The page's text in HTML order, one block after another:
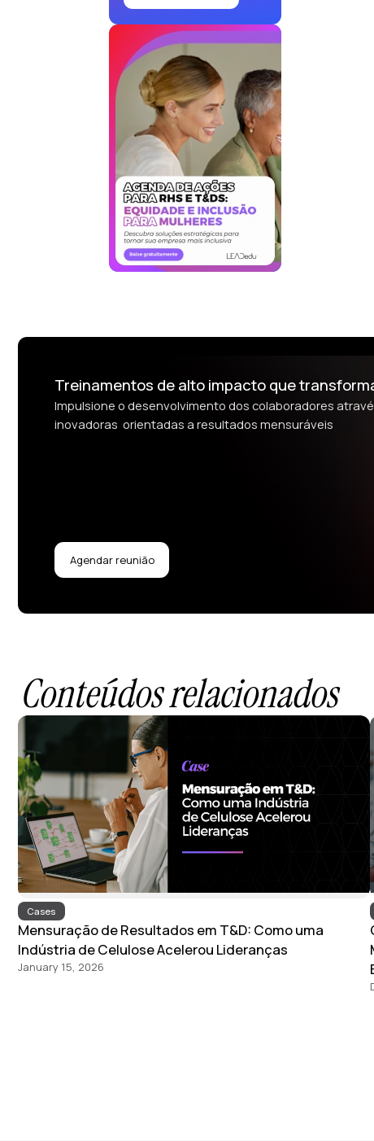
Treinamentos de alto impacto que
Impulsione o desenvolvimento dos colaboradores
inovadoras orientadas a resultados mensuráveis
Agendar reunião
Conteúdos relacionados
Cases
Mensuração de Resultados em T&D: Como uma
Indústria de Celulose Acelerou Lideranças
January 15, 2026